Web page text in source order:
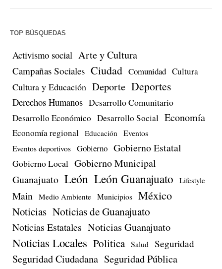
TOP BÚSQUEDAS
Activismo social Arte y Cultura
Campañas Sociales Ciudad Comunidad Cultura
Cultura y Educación Deporte Deportes
Derechos Humanos Desarrollo Comunitario
Desarrollo Económico Desarrollo Social Economía
Economía regional Educación Eventos
Eventos deportivos Gobierno Gobierno Estatal
Gobierno Local Gobierno Municipal
Guanajuato León León Guanajuato Lifestyle
Main Medio Ambiente Municipios México
Noticias Noticias de Guanajuato
Noticias Estatales Noticias Guanajuato
Noticias Locales Politica Salud Seguridad
Seguridad Ciudadana Seguridad Pública